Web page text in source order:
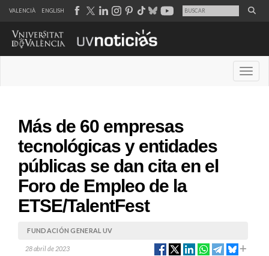
VALENCIÀ ENGLISH
Más de 60 empresas
tecnológicas y entidades
públicas se dan cita en el
Foro de Empleo de la
ETSE/TalentFest
FUNDACIÓN GENERAL UV
28 abril de 2023